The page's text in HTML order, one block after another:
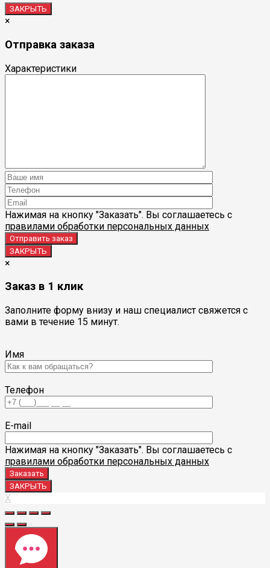
ЗАКРЫТЬ
×
Отправка заказа
Характеристики
Нажимая на кнопку "Заказать". Вы соглашаетесь с
правилами обработки персональных данных
ЗАКРЫТЬ
×
Заказ в 1 клик
Заполните форму внизу и наш специалист свяжется с
вами в течение 15 минут.
Имя
Телефон
E-mail
Нажимая на кнопку "Заказать". Вы соглашаетесь с
правилами обработки персональных данных
ЗАКРЫТЬ
X